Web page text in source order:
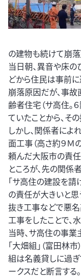
の建物も続けて崩落
当日朝、異音や床
どから住民は事前
崩落原因だが、事
齢者住宅（サ高住。
ていたことから、そ
しかし、関係者によ
面工事（高さ約９Ｍ
頼んだ大阪市の責任
ところが、先の関係
「サ高住の建設を請
の責任が大きいと
抜き工事などで悪
工事をしたことで
当時、サ高住の事業
「大畑組」（富田林
組は名義貸しに過ぎ
ークスだと断言する。